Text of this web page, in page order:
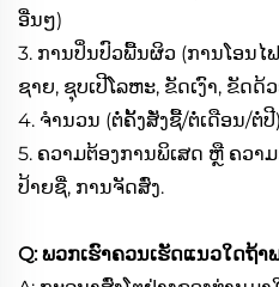
ອື່ນໆ)
3. ການປິ່ນປົວພື້ນຜິວ (ການໂອນໄ
ຊາຍ, ຊຸບເປີໂລຫະ, ຂັດເງົາ, ຂັດດ້
4. ຈຳນວນ (ຕໍ່ຄັ້ງສັ່ງຊື້/ຕໍ່ເດືອນ/ຕໍ່ປີ)
5. ຄວາມຕ້ອງການພິເສດ ຫຼື ຄວ
ປ້າຍຊື່, ການຈັດສົ່ງ.
Q: ພວກເຮົາຄວນເຮັດແນວໃດຖ້